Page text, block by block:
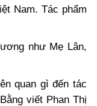
Nam. Tác phẩm
như Mẹ Lân,
quan gì đến tác
viết Phan Thị